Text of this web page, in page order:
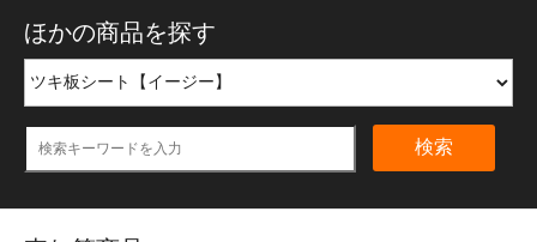
ほかの商品を探す
検索